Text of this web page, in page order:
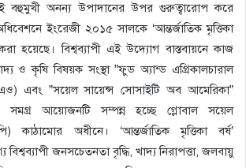
বহুমুখী অনন্য উপাদানের উপর গুরুত্বারোপ করে
ইংরেজী ২০১৫ সালকে ‘আন্তর্জাতিক মৃত্তিকা
হয়েছে। বিশ্বব্যাপী এই উদ্যোগ বাস্তবায়নে কাজ
ও কৃষি বিষয়ক সংস্থা ”ফুড অ্যান্ড এগ্রিকালচারাল
এবং ”সয়েল সায়েন্স সোসাইটি অব আমেরিকা”
আয়োজনটি সম্পন্ন হচ্ছে গ্লোবাল সয়েল
কাঠামোর অধীনে। ‘আন্তর্জাতিক মৃত্তিকা বর্ষ’
জনসচেতনতা বৃদ্ধি, খাদ্য নিরাপত্তা, জলবায়ু